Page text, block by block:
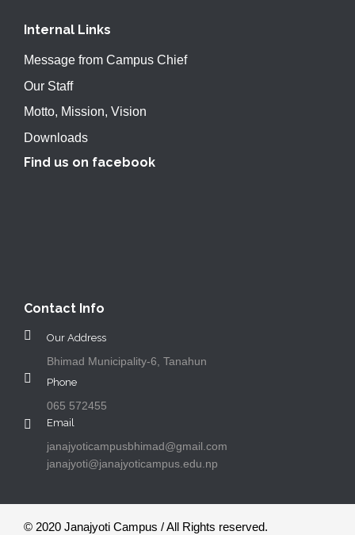
Internal Links
Message from Campus Chief
Our Staff
Motto, Mission, Vision
Downloads
Find us on facebook
Contact Info
Our Address
Bhimad Municipality-6, Tanahun
Phone
065 572455
Email
janajyoticampusbhimad@gmail.com
janajyoti@janajyoticampus.edu.np
© 2020 Janajyoti Campus / All Rights reserved.